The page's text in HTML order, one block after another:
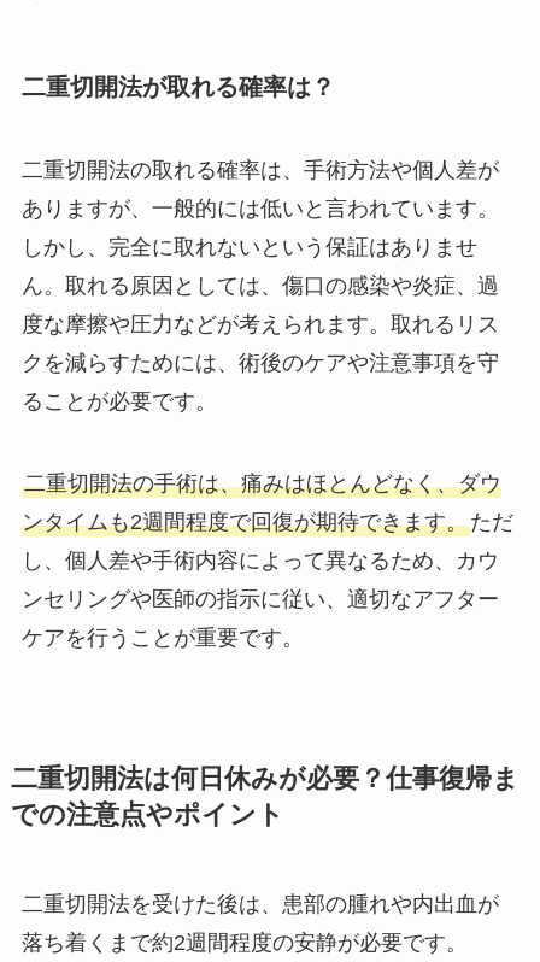
二重切開法が取れる確率は？
二重切開法の取れる確率は、手術方法や個人差が
ありますが、一般的には低いと言われています。
しかし、完全に取れないという保証はありませ
ん。取れる原因としては、傷口の感染や炎症、過
度な摩擦や圧力などが考えられます。取れるリス
クを減らすためには、術後のケアや注意事項を守
ることが必要です。
二重切開法の手術は、痛みはほとんどなく、ダウ
ンタイムも2週間程度で回復が期待できます。ただ
し、個人差や手術内容によって異なるため、カウ
ンセリングや医師の指示に従い、適切なアフター
ケアを行うことが重要です。
二重切開法は何日休みが必要？仕事復帰ま
での注意点やポイント
二重切開法を受けた後は、患部の腫れや内出血が
落ち着くまで約2週間程度の安静が必要です。